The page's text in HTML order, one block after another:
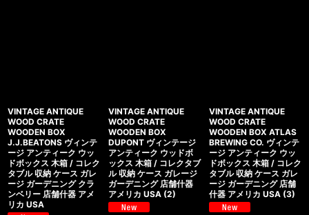
VINTAGE ANTIQUE
WOOD CRATE
WOODEN BOX
J.J.BEATONS ヴィンテ
ージ アンティーク ウッ
ドボックス 木箱 / コレク
タブル 収納 ケース ガレ
ージ ガーデニング クラ
ンベリー 店舗什器 アメ
リカ USA
VINTAGE ANTIQUE
WOOD CRATE
WOODEN BOX
DUPONT ヴィンテージ
アンティーク ウッドボ
ックス 木箱 / コレクタブ
ル 収納 ケース ガレージ
ガーデニング 店舗什器
アメリカ USA (2)
VINTAGE ANTIQUE
WOOD CRATE
WOODEN BOX ATLAS
BREWING CO. ヴィンテ
ージ アンティーク ウッ
ドボックス 木箱 / コレク
タブル 収納 ケース ガレ
ージ ガーデニング 店舗
什器 アメリカ USA (3)